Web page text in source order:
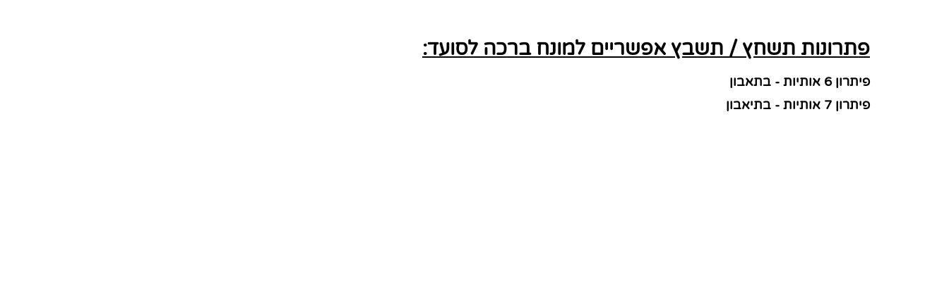
פתרונות תשחץ / תשבץ אפשריים למונח ברכה לסועד:
פיתרון 6 אותיות - בתאבון
פיתרון 7 אותיות - בתיאבון